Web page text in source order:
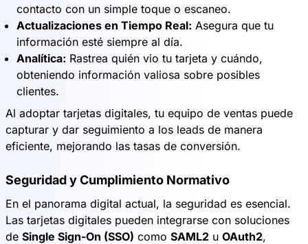
contacto con un simple toque o escaneo.
Actualizaciones en Tiempo Real: Asegura que tu
información esté siempre al día.
Analítica: Rastrea quién vio tu tarjeta y cuándo,
obteniendo información valiosa sobre posibles
clientes.
Al adoptar tarjetas digitales, tu equipo de ventas puede
capturar y dar seguimiento a los leads de manera
eficiente, mejorando las tasas de conversión.
Seguridad y Cumplimiento Normativo
En el panorama digital actual, la seguridad es esencial.
Las tarjetas digitales pueden integrarse con soluciones
de Single Sign-On (SSO) como SAML2 u OAuth2,